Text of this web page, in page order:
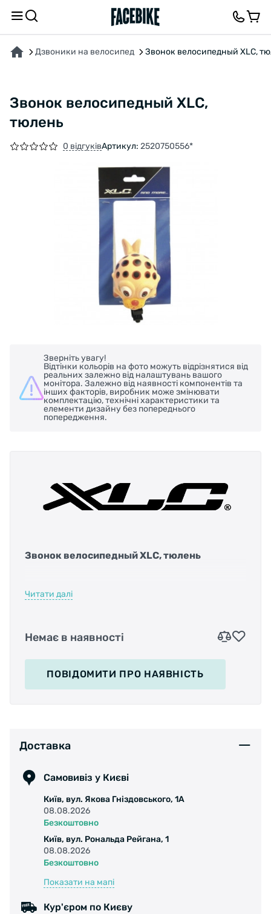
Дзвоники на велосипед Звонок велосипедный XLC,
Звонок велосипедный XLC,
тюлень
0 відгуківАртикул: 2520750556*
Зверніть увагу!
Відтінки кольорів на фото можуть відрізнятися від
реальних залежно від налаштувань вашого
монітора. Залежно від наявності компонентів та
інших факторів, виробник може змінювати
комплектацію, технічні характеристики та
елементи дизайну без попереднього
попередження.
Звонок велосипедный XLC, тюлень
Яркий и веселый детский звонок - клаксон
Для сигнала необходимо нажать на игрушку.
Материал : резинапластик
Читати далі
Немає в наявності
ПОВІДОМИТИ ПРО НАЯВНІСТЬ
Доставка
Самовивіз у Києві
Київ, вул. Якова Гніздовського, 1А
08.08.2026
Безкоштовно
Київ, вул. Рональда Рейгана, 1
08.08.2026
Безкоштовно
Показати на мапі
Кур'єром по Києву
ПРО ТОВАР ВІДГУКИ ТА ЗАПИТАННЯ